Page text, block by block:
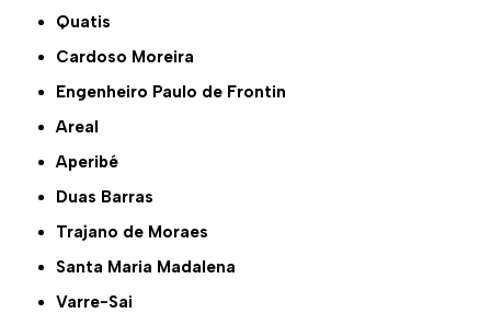
Quatis
Cardoso Moreira
Engenheiro Paulo de Frontin
Areal
Aperibé
Duas Barras
Trajano de Moraes
Santa Maria Madalena
Varre-Sai